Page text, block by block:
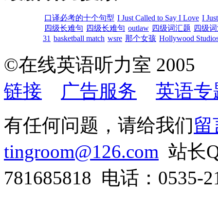
口译必考的十个句型 I Just Called to Say I Love I
四级长难句 四级长难句 outlaw 四级词汇题 四级
31 basketball match wsre 那个女孩 Hollywood
©在线英语听力室
链接
广告服务
英语专
有任何问题，请给我们留
tingroom@126.com 站长
781685818 电话：0535-